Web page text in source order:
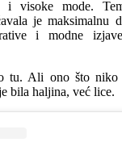
i visoke mode.
je maksimalnu
i modne
tu. Ali ono što niko
bila haljina, već lice.